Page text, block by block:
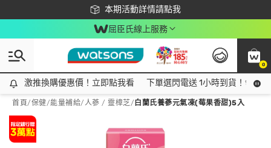
本期活動詳情請點我
下載app最高回饋$350
屈臣氏線上服務
0
激推換購優惠價！立即點我看
激推換購優惠價！立即點我看 下單選閃電送 1小時到貨！領神
首頁/保健/能量補給/人蔘 / 靈樟芝/ 白蘭氏養蔘元氣凍(莓果香甜)5入